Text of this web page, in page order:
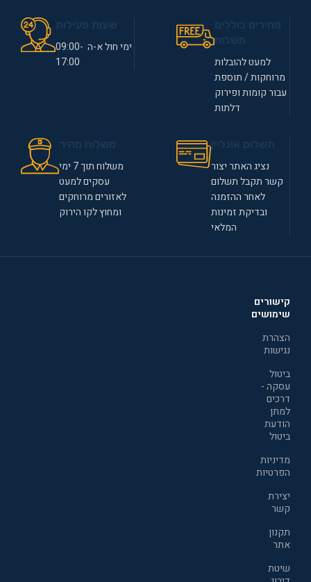
למעט להובלות
מרוחקות / תוספת
עבור קומות ופירוק
דלתות
ימי חול א-ה 09:00-
17:00
נציג האתר יצור
קשר תקבל תשלום
לאחר ההזמנה
ובדיקת זמינות
המלאי
משלוח תוך 7 ימי
עסקים למעט
לאזורים מרוחקים
ומחוץ לקו הירוק
קישורים
שימושים
הצהרת
נגישות
ביטול
עסקה -
דרכים
למתן
הודעת
ביטול
מדיניות
הפרטיות
יצירת
קשר
תקנון
אתר
שיטת